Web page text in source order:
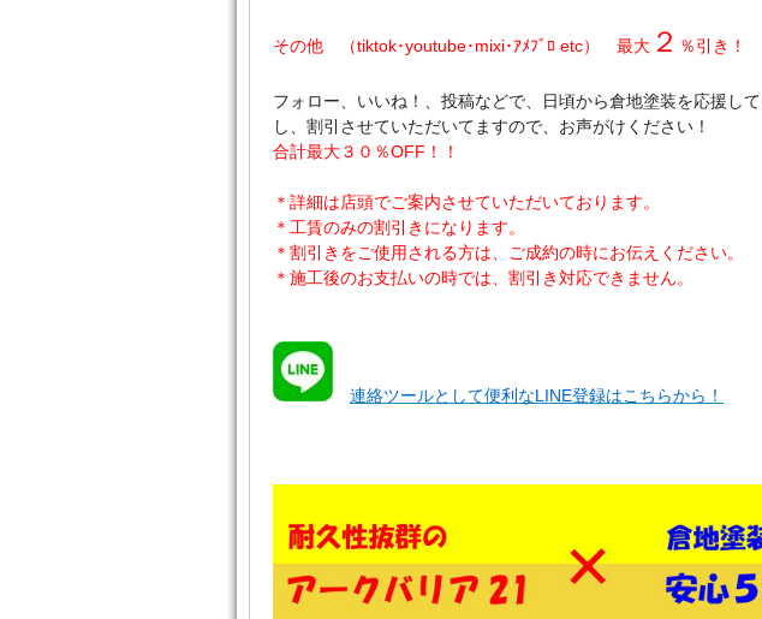
その他 （tiktok･youtube･mixi･ｱﾒﾌﾞﾛ etc） 最大 ２ ％引き！
フォロー、いいね！、投稿などで、日頃から倉地塗装を応援し
し、割引させていただいてますので、お声がけください！
合計最大３０％OFF！！
＊詳細は店頭でご案内させていただいております。
＊工賃のみの割引きになります。
＊割引きをご使用される方は、ご成約の時にお伝えください。
＊施工後のお支払いの時では、割引き対応できません。
連絡ツールとして便利なLINE登録はこちらから！